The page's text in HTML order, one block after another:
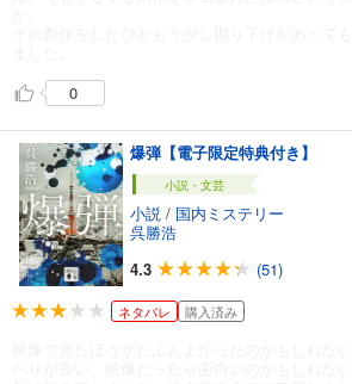
0
爆弾【電子限定特典付き】
小説・文芸
小説 / 国内ミステリー
呉勝浩
4.3
(51)
ネタバレ 購入済み